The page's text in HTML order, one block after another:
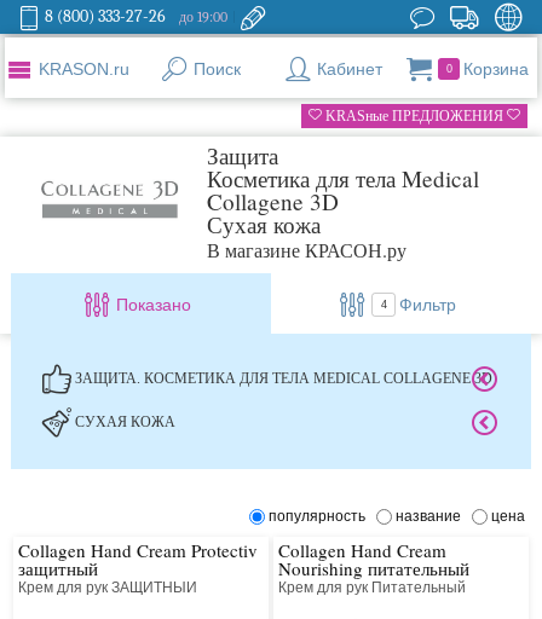
8 (800) 333-27-26 до 19:00
KRASON.ru Поиск Кабинет 0 Корзина
KRASные ПРЕДЛОЖЕНИЯ
Защита
Косметика для тела Medical
Collagene 3D
Сухая кожа
В магазине КРАСОН.ру
Показано 4 Фильтр
ЗАЩИТА. КОСМЕТИКА ДЛЯ ТЕЛА MEDICAL COLLAGENE 3D
СУХАЯ КОЖА
популярность название цена
Collagen Hand Cream Protectiv
защитный
Крем для рук ЗАЩИТНЫЙ
Collagen Hand Cream
Nourishing питательный
Крем для рук Питательный